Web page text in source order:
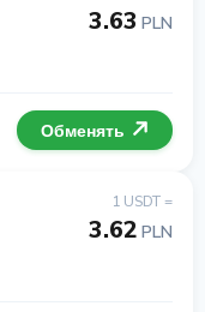
3.63 PLN
Обменять
1 USDT =
3.62 PLN